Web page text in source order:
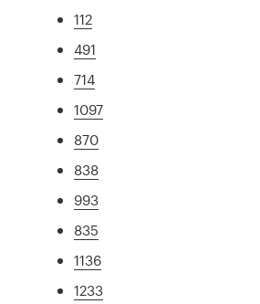
112
491
714
1097
870
838
993
835
1136
1233